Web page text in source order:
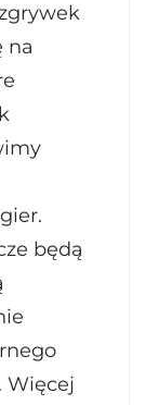
na
będą
Więcej